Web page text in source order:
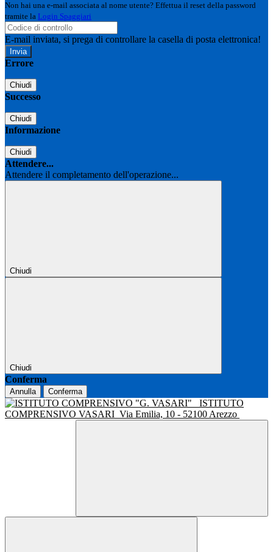
Non hai una e-mail associata al nome utente? Effettua il reset della password
tramite la Login Spaggiari
E-mail inviata, si prega di controllare la casella di posta elettronica!
Errore
Chiudi
Successo
Chiudi
Informazione
Chiudi
Attendere...
Attendere il completamento dell'operazione...
Chiudi
Chiudi
Conferma
Annulla Conferma
ISTITUTO
COMPRENSIVO VASARI Via Emilia, 10 - 52100 Arezzo